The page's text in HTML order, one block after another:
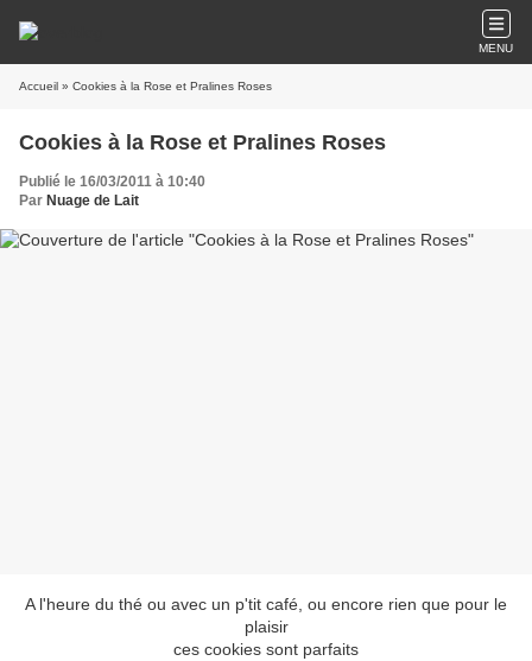
MENU
Accueil » Cookies à la Rose et Pralines Roses
Cookies à la Rose et Pralines Roses
Publié le 16/03/2011 à 10:40
Par Nuage de Lait
A l'heure du thé ou avec un p'tit café, ou encore rien que pour le
plaisir
ces cookies sont parfaits